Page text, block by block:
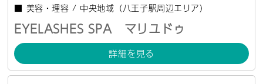
■ 美容・理容 / 中央地域（八王子駅周辺エリア）
EYELASHES SPA マリユドゥ
詳細を見る